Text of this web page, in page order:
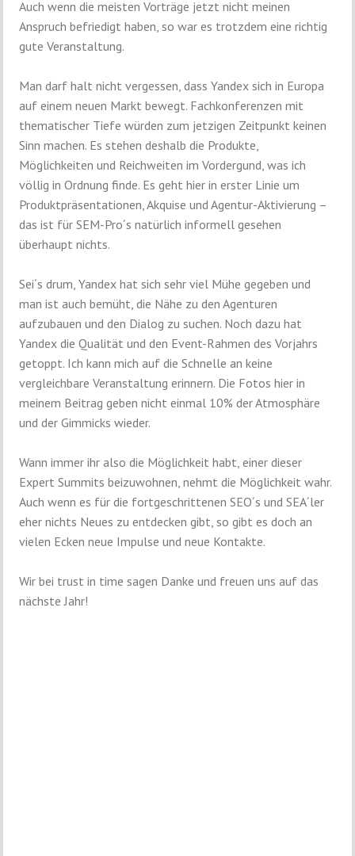
Auch wenn die meisten Vorträge jetzt nicht meinen
Anspruch befriedigt haben, so war es trotzdem eine richtig
gute Veranstaltung.
Man darf halt nicht vergessen, dass Yandex sich in Europa
auf einem neuen Markt bewegt. Fachkonferenzen mit
thematischer Tiefe würden zum jetzigen Zeitpunkt keinen
Sinn machen. Es stehen deshalb die Produkte,
Möglichkeiten und Reichweiten im Vordergund, was ich
völlig in Ordnung finde. Es geht hier in erster Linie um
Produktpräsentationen, Akquise und Agentur-Aktivierung –
das ist für SEM-Pro´s natürlich informell gesehen
überhaupt nichts.
Sei´s drum, Yandex hat sich sehr viel Mühe gegeben und
man ist auch bemüht, die Nähe zu den Agenturen
aufzubauen und den Dialog zu suchen. Noch dazu hat
Yandex die Qualität und den Event-Rahmen des Vorjahrs
getoppt. Ich kann mich auf die Schnelle an keine
vergleichbare Veranstaltung erinnern. Die Fotos hier in
meinem Beitrag geben nicht einmal 10% der Atmosphäre
und der Gimmicks wieder.
Wann immer ihr also die Möglichkeit habt, einer dieser
Expert Summits beizuwohnen, nehmt die Möglichkeit wahr.
Auch wenn es für die fortgeschrittenen SEO´s und SEA´ler
eher nichts Neues zu entdecken gibt, so gibt es doch an
vielen Ecken neue Impulse und neue Kontakte.
Wir bei trust in time sagen Danke und freuen uns auf das
nächste Jahr!